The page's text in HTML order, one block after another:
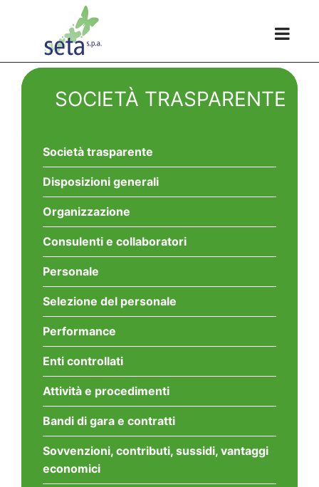
SOCIETÀ TRASPARENTE
Società trasparente
Disposizioni generali
Organizzazione
Consulenti e collaboratori
Personale
Selezione del personale
Performance
Enti controllati
Attività e procedimenti
Bandi di gara e contratti
Sovvenzioni, contributi, sussidi, vantaggi
economici